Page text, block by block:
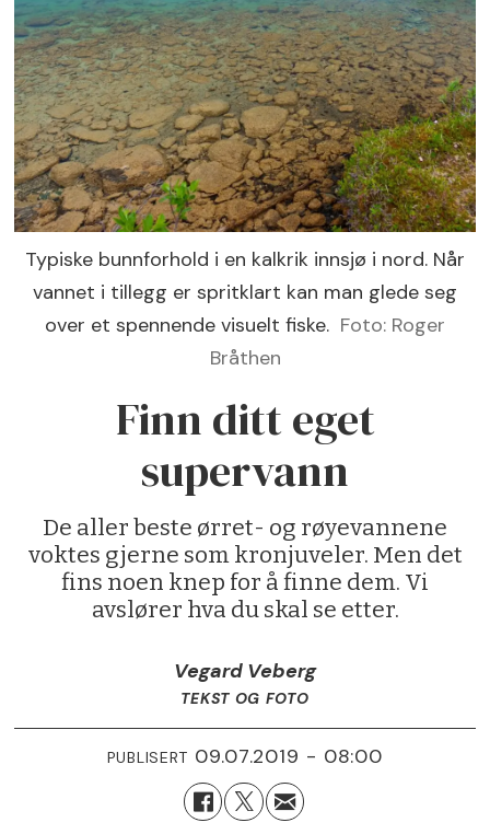
Typiske bunnforhold i en kalkrik innsjø i nord. Når
vannet i tillegg er spritklart kan man glede seg
over et spennende visuelt fiske. Foto: Roger
Bråthen
Finn ditt eget
supervann
De aller beste ørret- og røyevannene
voktes gjerne som kronjuveler. Men det
fins noen knep for å finne dem. Vi
avslører hva du skal se etter.
Vegard Veberg
TEKST OG FOTO
PUBLISERT 09.07.2019 - 08:00